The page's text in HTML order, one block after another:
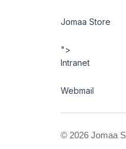
Jomaa Store
">
Intranet
Webmail
© 2026 Jomaa